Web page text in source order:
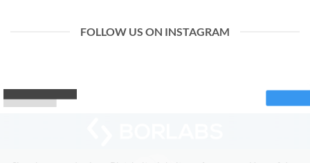
FOLLOW US ON INSTAGRAM